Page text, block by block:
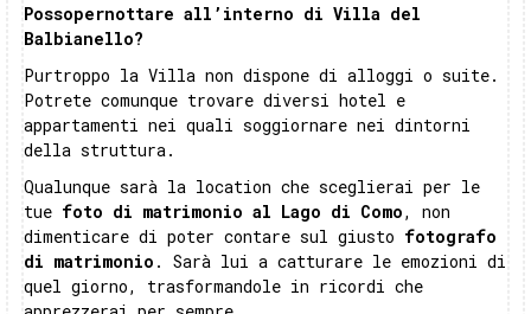
Possopernottare all’interno di Villa del
Balbianello?
Purtroppo la Villa non dispone di alloggi o suite.
Potrete comunque trovare diversi hotel e
appartamenti nei quali soggiornare nei dintorni
della struttura.
Qualunque sarà la location che sceglierai per le
tue foto di matrimonio al Lago di Como, non
dimenticare di poter contare sul giusto fotografo
di matrimonio . Sarà lui a catturare le emozioni di
quel giorno, trasformandole in ricordi che